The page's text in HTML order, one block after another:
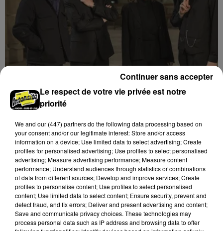
5h07
CHARTRES - Concert : Ensemble vocal
Kerygma
Le respect de votre vie privée est notre
priorité
We and our (447) partnersdo the following data processing based on
your consent and/or our legitimate interest: Store and/or access
information on a device; Use limited data to select advertising; Create
profiles for personalised advertising; Use profiles to select personalised
advertising; Measure advertising performance; Measure content
performance; Understand audiences through statistics or combinations
of data from different sources; Develop and improve services; Create
profiles to personalise content; Use profiles to select personalised
content; Use limited data to select content; Ensure security, prevent and
detect fraud, and fix errors; Deliver and present advertising and content;
Save and communicate privacy choices. These technologies may
process personal data such as IP address and browsing data to offer
Continuer sans accepter